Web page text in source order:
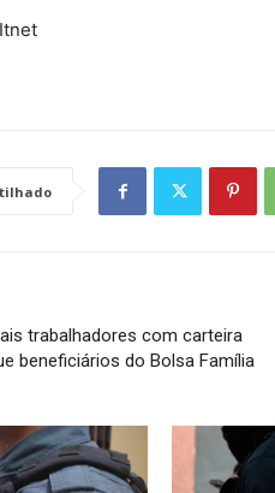
trabalhadores com carteira
beneficiários do Bolsa Família